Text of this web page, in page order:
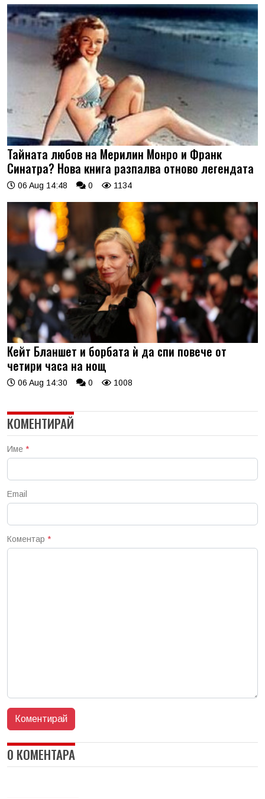
Тайната любов на Мерилин Монро и Франк
Синатра? Нова книга разпалва отново легендата
06 Aug 14:48 0 1134
Кейт Бланшет и борбата ѝ да спи повече от
четири часа на нощ
06 Aug 14:30 0 1008
КОМЕНТИРАЙ
Име *
Email
Коментар *
0 КОМЕНТАРА